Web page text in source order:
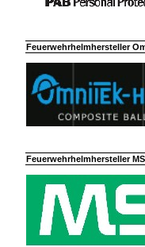
Feuerwehrhelmhersteller
Feuerwehrhelmhersteller